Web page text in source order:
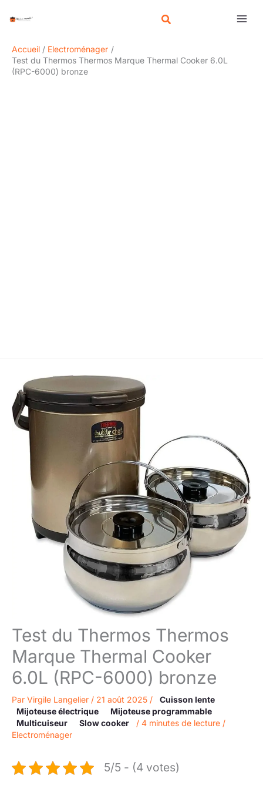
Accueil
Electroménager
Test du Thermos Thermos Marque Thermal Cooker 6.0L
(RPC-6000) bronze
Test du Thermos Thermos
Marque Thermal Cooker
6.0L (RPC-6000) bronze
Par Virgile Langelier / 21 août 2025 /
Cuisson lente
Mijoteuse électrique
Mijoteuse programmable
Multicuiseur
Slow cooker / 4 minutes de lecture /
Electroménager
5/5 - (4 votes)
e
h
e